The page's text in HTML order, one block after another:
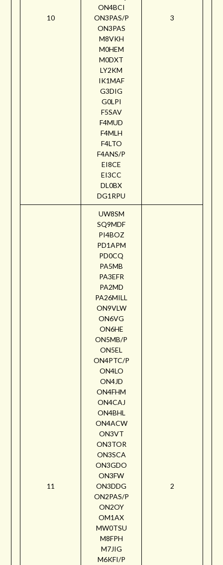
10
ON4BCI
ON3PAS/P
ON3PAS
M8VKH
M0HEM
M0DXT
LY2KM
IK1MAF
G3DIG
G0LPI
F5SAV
F4MUD
F4MLH
F4LTO
F4ANS/P
EI8CE
EI3CC
DL0BX
DG1RPU
3
11
UW8SM
SQ9MDF
PI4BOZ
PD1APM
PD0CQ
PA5MB
PA3EFR
PA2MD
PA26MILL
ON9VLW
ON6VG
ON6HE
ON5MB/P
ON5EL
ON4PTC/P
ON4LO
ON4JD
ON4FHM
ON4CAJ
ON4BHL
ON4ACW
ON3VT
ON3TOR
ON3SCA
ON3GDO
ON3FW
ON3DDG
ON2PAS/P
ON2OY
OM1AX
MW0TSU
M8FPH
M7JIG
M6KFI/P
2